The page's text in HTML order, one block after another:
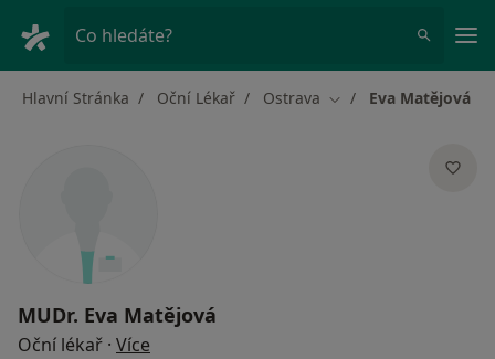
Co hledáte?
Hlavní Stránka Oční Lékař Ostrava Změna města
Eva Matějová
MUDr. Eva Matějová
Oční lékař · Více